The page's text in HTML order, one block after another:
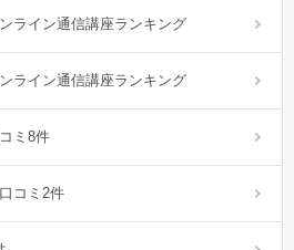
ライン通信講座ランキング
ライン通信講座ランキング
ミ8件
コミ2件